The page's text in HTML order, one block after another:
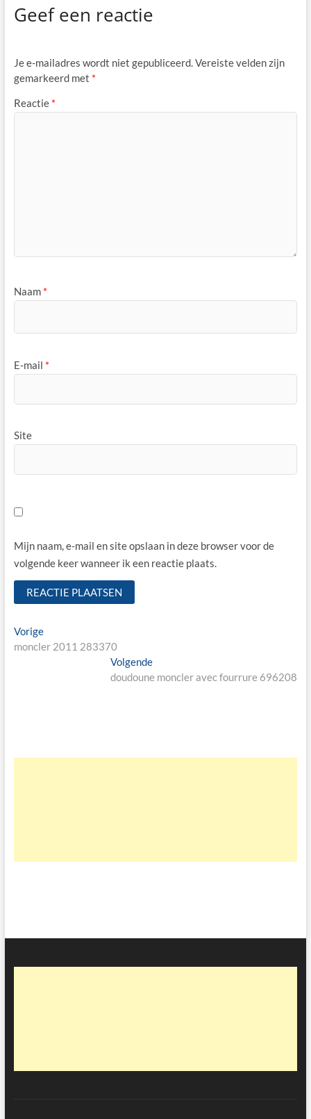
Geef een reactie
Je e-mailadres wordt niet gepubliceerd.Vereiste velden zijn
gemarkeerd met *
Reactie *
Naam *
E-mail *
Site
Mijn naam, e-mail en site opslaan in deze browser voor de
volgende keer wanneer ik een reactie plaats.
Bericht
navigatie
VorigeVorige
bericht:
moncler 2011 283370
VolgendeVolgende
bericht:
doudoune moncler avec fourrure 696208